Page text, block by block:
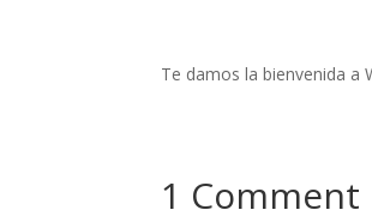
Te damos la bienvenida a
1 Comment